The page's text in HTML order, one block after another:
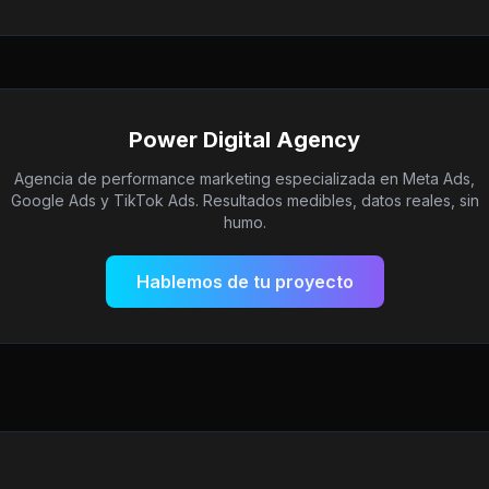
Power Digital Agency
Agencia de performance marketing especializada en Meta Ads,
Google Ads y TikTok Ads. Resultados medibles, datos reales, sin
humo.
Hablemos de tu proyecto